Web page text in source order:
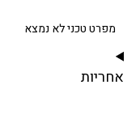
מפרט טכני לא נמצא
אחריות